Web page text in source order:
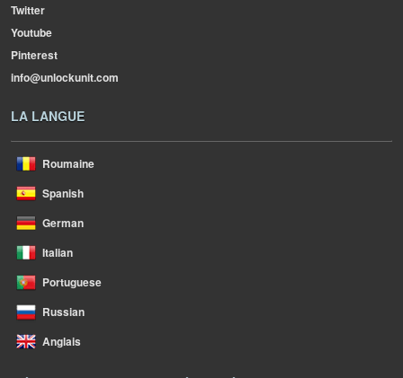
Twitter
Youtube
Pinterest
info@unlockunit.com
LA LANGUE
Roumaine
Spanish
German
Italian
Portuguese
Russian
Anglais